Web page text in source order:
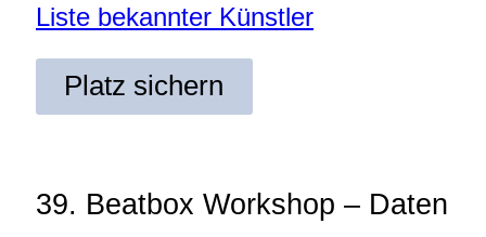
Liste bekannter Künstler
Platz sichern
39. Beatbox Workshop – Daten